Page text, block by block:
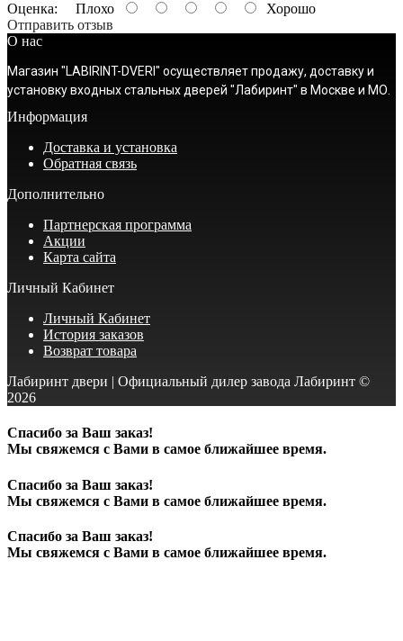
Оценка: Плохо
Хорошо
Отправить отзыв
О нас
Магазин "LABIRINT-DVERI" осуществляет продажу, доставку и
установку входных стальных дверей "Лабиринт" в Москве и МО.
Информация
Доставка и установка
Обратная связь
Дополнительно
Партнерская программа
Акции
Карта сайта
Личный Кабинет
Личный Кабинет
История заказов
Возврат товара
Лабиринт двери | Официальный дилер завода Лабиринт ©
2026
Спасибо за Ваш заказ!
Мы свяжемся с Вами в самое ближайшее время.
Спасибо за Ваш заказ!
Мы свяжемся с Вами в самое ближайшее время.
Спасибо за Ваш заказ!
Мы свяжемся с Вами в самое ближайшее время.